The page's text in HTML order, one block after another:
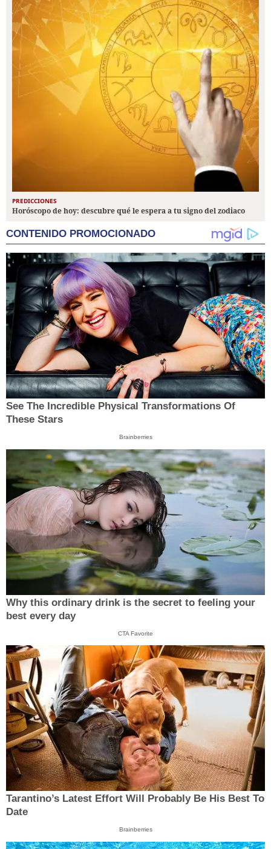
PREDICCIONES
Horóscopo de hoy: descubre qué le espera a tu signo del zodiaco
CONTENIDO PROMOCIONADO
See The Incredible Physical Transformations Of
These Stars
Brainberries
Why this ordinary drink is the secret to feeling your
best every day
CTA Favorite
Tarantino’s Latest Effort Will Probably Be His Best To
Date
Brainberries